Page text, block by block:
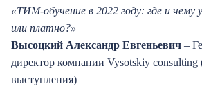
«ТИМ-обучение в 2022 году: где и чему
или платно?»
Высоцкий Александр Евгеньевич –
директор компании Vysotskiy consulting
выступления)